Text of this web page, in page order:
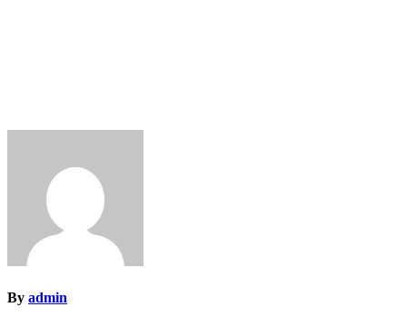
By admin